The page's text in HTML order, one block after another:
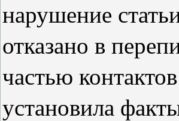
нарушение
отказано в
частью
установила